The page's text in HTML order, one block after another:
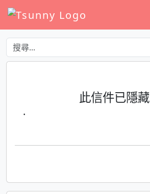
此信件已隱藏
·